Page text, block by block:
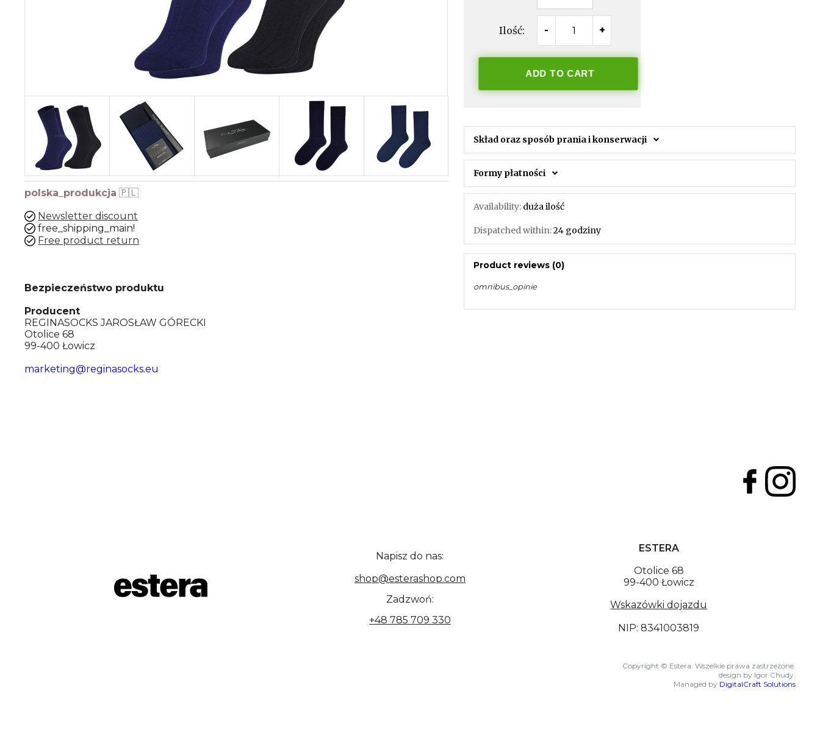
polska_produkcja 🇵🇱
Newsletter discount
free_shipping_main!
Free product return
Bezpieczeństwo produktu
Producent
REGINASOCKS JAROSŁAW GÓRECKI
Otolice 68
99-400 Łowicz
marketing@reginasocks.eu
Ilość: - +
ADD TO CART
Skład oraz sposób prania i konserwacji
Formy płatności
Availability: duża ilość
Dispatched within:24 godziny
Product reviews (0)
omnibus_opinie
Napisz do nas:
shop@esterashop.com
Zadzwoń:
+48 785 709 330
ESTERA
Otolice 68
99-400 Łowicz
Wskazówki dojazdu
NIP: 8341003819
Copyright © Estera. Wszelkie prawa zastrzeżone.
design by Igor Chudy.
Managed by DigitalCraft Solutions